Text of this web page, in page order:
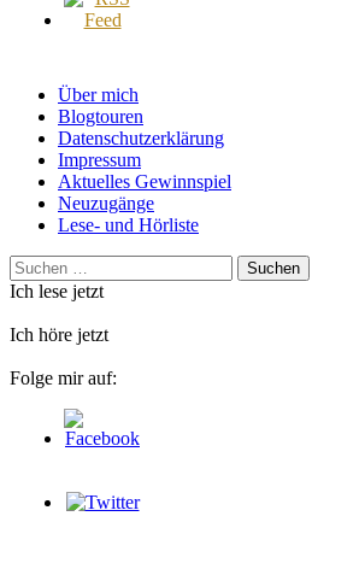
Über mich
Blogtouren
Datenschutzerklärung
Impressum
Aktuelles Gewinnspiel
Neuzugänge
Lese- und Hörliste
Suchen
nach:
Ich lese jetzt
Ich höre jetzt
Folge mir auf: